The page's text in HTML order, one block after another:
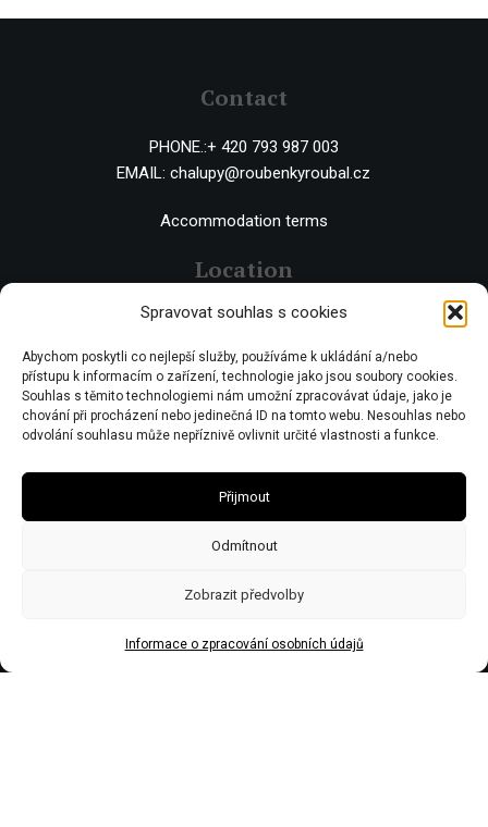
Spravovat souhlas s cookies
Abychom poskytli co nejlepší služby, používáme k ukládání a/nebo
přístupu k informacím o zařízení, technologie jako jsou soubory cookies.
Souhlas s těmito technologiemi nám umožní zpracovávat údaje, jako je
chování při procházení nebo jedinečná ID na tomto webu. Nesouhlas nebo
odvolání souhlasu může nepříznivě ovlivnit určité vlastnosti a funkce.
Přijmout
Odmítnout
Zobrazit předvolby
Informace o zpracování osobních údajů
Contact
PHONE.:+ 420 793 987 003
EMAIL:chalupy@roubenkyroubal.cz
Accommodation terms
Location
Černý Důl 543 44
IČO 67446281
DIČ CZ7506243437
Obecní živnostenský úřad zn:č.j.Ž/2578/08/Ry21953/3